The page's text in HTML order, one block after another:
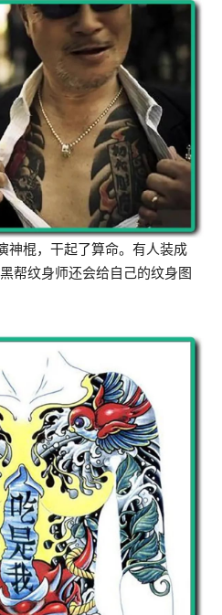
神棍，干起了算命。有人装成
帮纹身师还会给自己的纹身图